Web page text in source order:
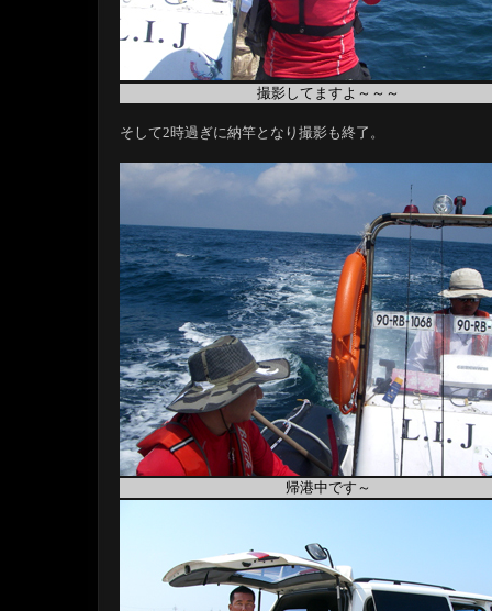
撮影してますよ～～～
そして2時過ぎに納竿となり撮影も終了。
帰港中です～